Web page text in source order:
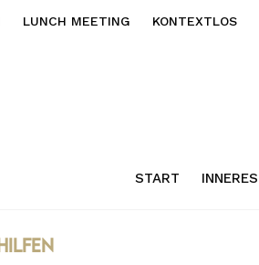
LUNCH MEETING KONTEXTLOS
START INNERES